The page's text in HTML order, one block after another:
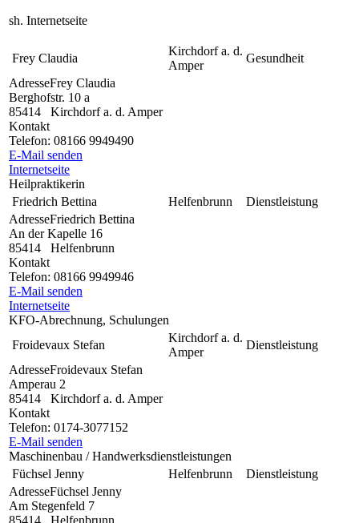
sh. Internetseite
Frey Claudia
Kirchdorf a. d.
Amper
Gesundheit
AdresseFrey Claudia
Berghofstr. 10 a
85414
Kirchdorf a. d. Amper
Kontakt
Telefon: 08166 9949490
E-Mail senden
Internetseite
Heilpraktikerin
Friedrich Bettina
Helfenbrunn
Dienstleistung
AdresseFriedrich Bettina
An der Kapelle 16
85414
Helfenbrunn
Kontakt
Telefon: 08166 9949946
E-Mail senden
Internetseite
KFO-Abrechnung, Schulungen
Froidevaux Stefan
Kirchdorf a. d.
Amper
Dienstleistung
AdresseFroidevaux Stefan
Amperau 2
85414
Kirchdorf a. d. Amper
Kontakt
Telefon: 0174-3077152
E-Mail senden
Maschinenbau / Handwerksdienstleistungen
Füchsel Jenny
Helfenbrunn
Dienstleistung
AdresseFüchsel Jenny
Am Stegenfeld 7